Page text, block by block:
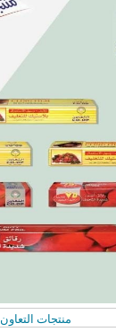
منتجات التعاون